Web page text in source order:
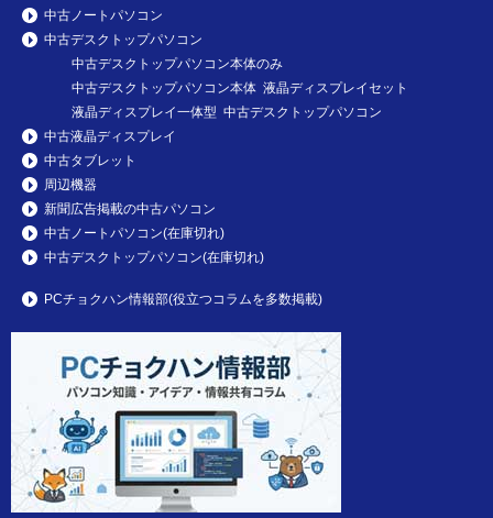
中古ノートパソコン
中古デスクトップパソコン
中古デスクトップパソコン本体のみ
中古デスクトップパソコン本体 液晶ディスプレイセット
液晶ディスプレイ一体型 中古デスクトップパソコン
中古液晶ディスプレイ
中古タブレット
周辺機器
新聞広告掲載の中古パソコン
中古ノートパソコン(在庫切れ)
中古デスクトップパソコン(在庫切れ)
PCチョクハン情報部(役立つコラムを多数掲載)